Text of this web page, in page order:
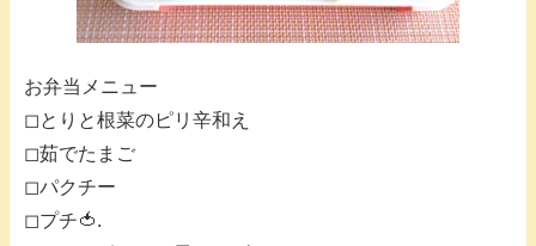
お弁当メニュー
◻︎とりと根菜のピリ辛和え
◻︎茹でたまご
◻︎パクチー
◻︎プチ🍅.